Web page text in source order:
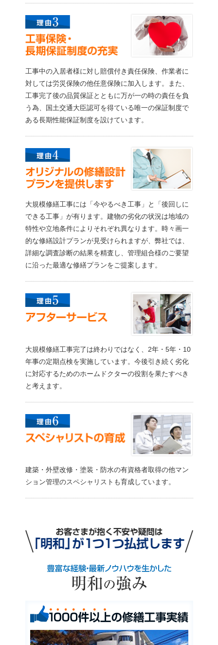
工事中の入居者様に対し賠償付き責任保険、作業者に
対しては労災保険の他任意保険に加入します。また、
工事完了後の品質保証とともに万が一の時の責任を負
う為、国土交通大臣認可を得ている唯一の保証制度で
ある長期性能保証制度を設けています。
大規模修繕工事には「今やるべき工事」と「後回しに
できる工事」が有ります。建物の劣化の状況は地域の
特性や立地条件によりそれぞれ異なります。時々画一
的な修繕設計プランが見受けられますが、弊社では、
詳細な調査診断の結果を精査し、管理組合様のご要望
に沿った最適な修繕プランをご提案します。
大規模修繕工事完了は終わりではなく、2年・5年・10
年事の定期点検を実施しています。今後引き続く劣化
に対応するためのホームドクターの役割を果たすべき
と考えます。
建築・外壁改修・塗装・防水の有資格者取得の他マン
ション管理のスペシャリストも育成しています。